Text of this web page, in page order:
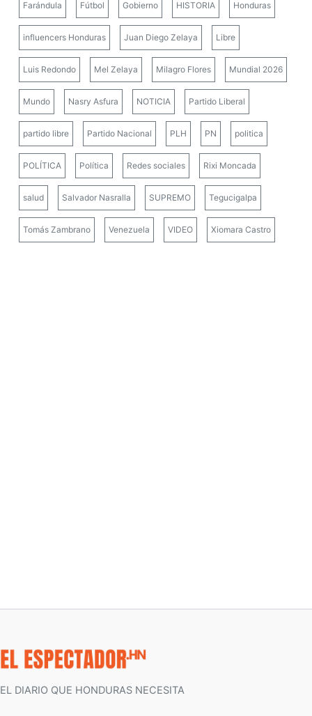
Farándula Fútbol Gobierno HISTORIA Honduras
influencers Honduras Juan Diego Zelaya Libre
Luis Redondo Mel Zelaya Milagro Flores Mundial 2026
Mundo Nasry Asfura NOTICIA Partido Liberal
partido libre Partido Nacional PLH PN politica
POLÍTICA Política Redes sociales Rixi Moncada
salud Salvador Nasralla SUPREMO Tegucigalpa
Tomás Zambrano Venezuela VIDEO Xiomara Castro
EL DIARIO QUE HONDURAS NECESITA